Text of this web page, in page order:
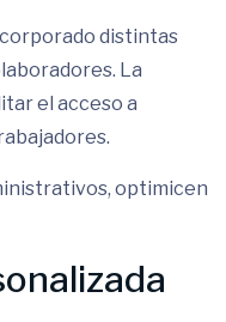
distintas
La
el acceso a
optimicen